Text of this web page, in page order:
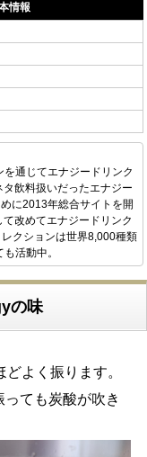
情報
通じてエナジードリンク
飲料扱いだったエナジー
に2013年総合サイトを開
改めてエナジードリンク
クションは世界8,000種類
活動中。
の味
よく振ります。
ても炭酸が吹き